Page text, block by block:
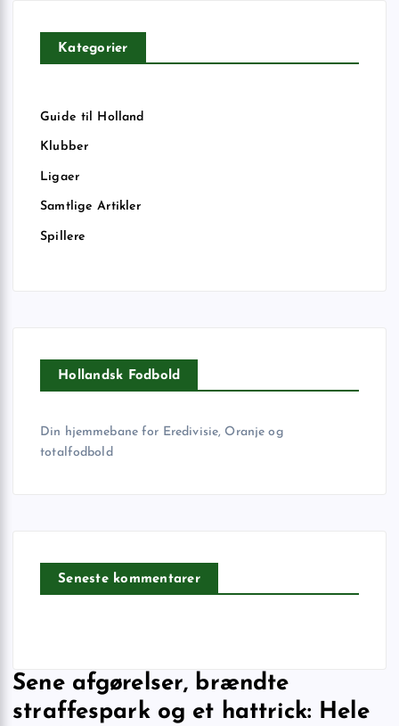
Kategorier
Guide til Holland
Klubber
Ligaer
Samtlige Artikler
Spillere
Hollandsk Fodbold
Din hjemmebane for Eredivisie, Oranje og
totalfodbold
Seneste kommentarer
Sene afgørelser, brændte
straffespark og et hattrick: Hele